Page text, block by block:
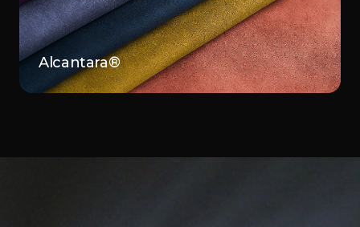
Alcantara®